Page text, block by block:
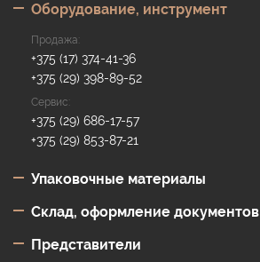
Оборудование, инструмент
Продажа:
+375 (17) 374-41-36
+375 (29) 398-89-52
Сервис:
+375 (29) 686-17-57
+375 (29) 853-87-21
Упаковочные материалы
Склад, оформление документов
Представи­тели